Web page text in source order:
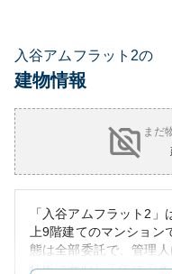
入谷アムフラット2の
建物情報
まだ
「入谷アムフラット2
上9階建てのマンショ
態は全部委託で、管理
住民は安心して生活で